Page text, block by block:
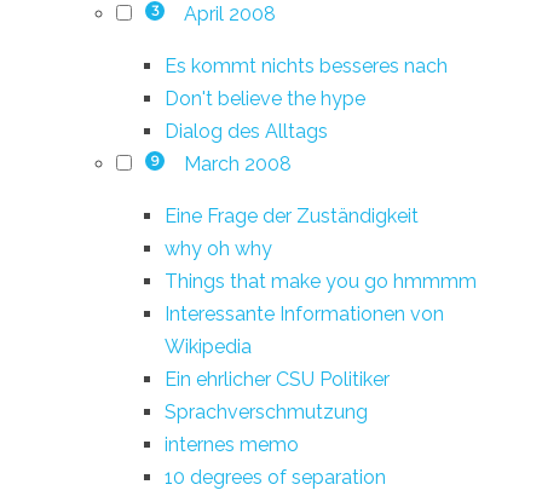
3 April 2008
Es kommt nichts besseres nach
Don't believe the hype
Dialog des Alltags
9 March 2008
Eine Frage der Zuständigkeit
why oh why
Things that make you go hmmmm
Interessante Informationen von
Wikipedia
Ein ehrlicher CSU Politiker
Sprachverschmutzung
internes memo
10 degrees of separation